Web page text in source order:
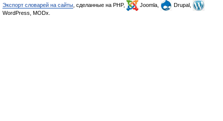
Экспорт словарей на сайты , сделанные на PHP, Joomla,
Drupal,
WordPress, MODx.